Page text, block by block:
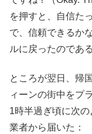
を押すと、自信た
で、信頼できるか
ルに戻ったのである
ところが翌日、帰
ィーンの街中をプ
1時半過ぎ頃に次
業者から届いた：